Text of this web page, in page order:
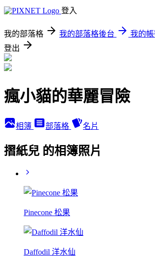
登入
我的部落格 我的部落格後台
我的
登出
瘋小貓的華麗冒險
相簿 部落格 名片
摺紙兒 的相簿照片
Pinecone 松果
Daffodil 洋水仙